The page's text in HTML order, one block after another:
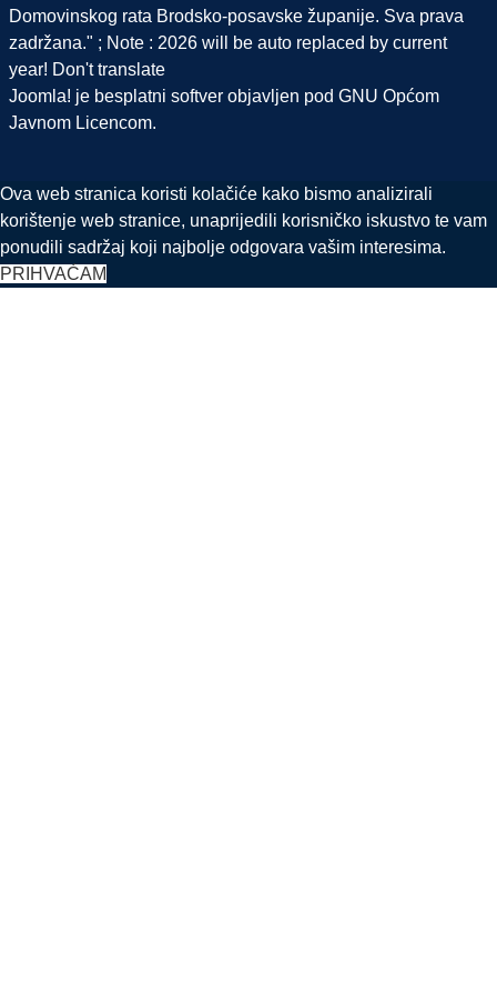
Domovinskog rata Brodsko-posavske županije. Sva prava
zadržana." ; Note : 2026 will be auto replaced by current
year! Don't translate
Joomla! je besplatni softver objavljen pod GNU Općom
Javnom Licencom.
Ova web stranica koristi kolačiće kako bismo analizirali
korištenje web stranice, unaprijedili korisničko iskustvo te vam
ponudili sadržaj koji najbolje odgovara vašim interesima.
PRIHVAĆAM